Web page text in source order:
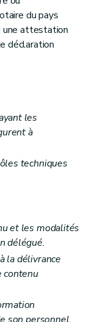
du pays
une attestation
déclaration
les
à
techniques
et les modalités
délégué.
la délivrance
contenu